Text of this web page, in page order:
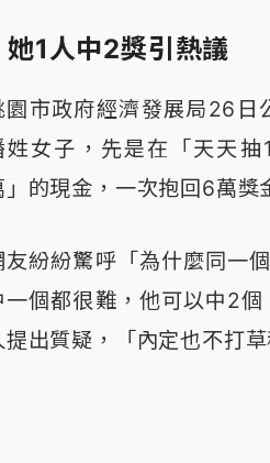
她1人中2獎引熱議
園市政府經濟發展局26日
姓女子，先是在「天天
」的現金，一次抱回6萬獎
友紛紛驚呼「為什麼同一
一個都很難，他可以中2
提出質疑，「內定也不打